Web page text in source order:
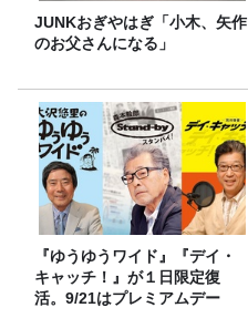
JUNKおぎやはぎ「小木、矢作
のお父さんになる」
『ゆうゆうワイド』『デイ・
キャッチ！』が１日限定復
活。9/21はプレミアムデー